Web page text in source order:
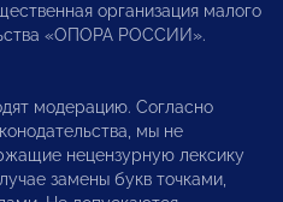
организация малого
«ОПОРА РОССИИ».
модерацию. Согласно
мы не
нецензурную лексику
замены букв точками,